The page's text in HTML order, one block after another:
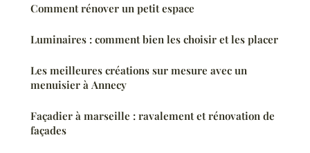
Comment rénover un petit espace
Luminaires : comment bien les choisir et les placer
Les meilleures créations sur mesure avec un
menuisier à Annecy
Façadier à marseille : ravalement et rénovation de
façades